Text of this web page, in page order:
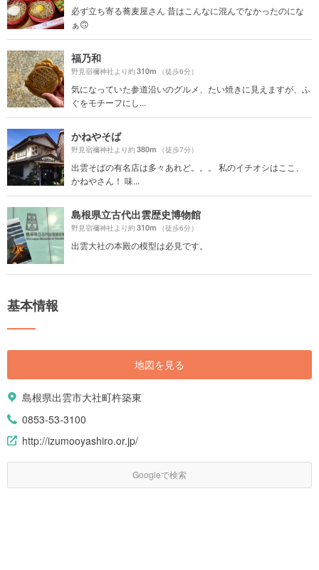
必ず立ち寄る蕎麦屋さん 昔はこんなに混んでなかったのにな
ぁ🙃
福乃和
野見宿禰神社より約310m （徒歩6分）
気になっていた参道沿いのグルメ、たい焼きに見えますが、ふ
ぐをモチーフにし...
かねやそば
野見宿禰神社より約380m （徒歩7分）
出雲そばの有名店は多々あれど。。。 私のイチオシはここ、
かねやさん！ 味...
島根県立古代出雲歴史博物館
野見宿禰神社より約310m （徒歩6分）
出雲大社の本殿の模型は必見です。
基本情報
地図を見る
島根県出雲市大社町杵築東
0853-53-3100
http://izumooyashiro.or.jp/
Googleで検索